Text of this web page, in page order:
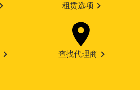
租赁选项
查找代理商